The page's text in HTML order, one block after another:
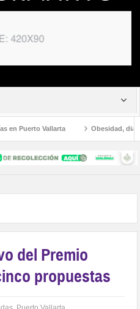
Puerto Vallarta Obesidad,
para la atención de las
del Premio
propuestas